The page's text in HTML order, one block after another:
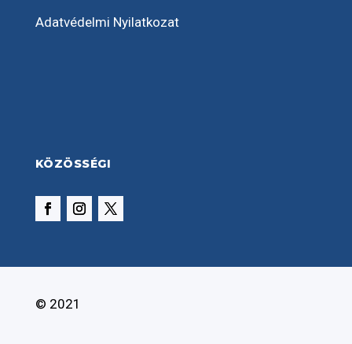
Adatvédelmi Nyilatkozat
KÖZÖSSÉGI
© 2021